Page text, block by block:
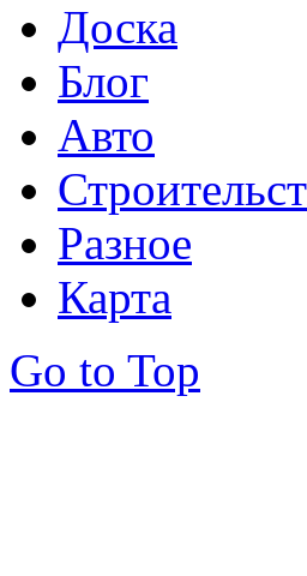
Доска
Блог
Авто
Разное
Карта
Go to Top